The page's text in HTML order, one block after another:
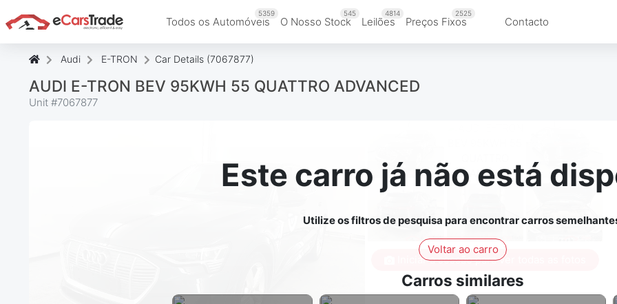
Todos os Automóveis
5359
O Nosso Stock
545
Leilões
4814
Preços Fixos
2525
Contacto
Audi E-TRON Car Details (7067877)
AUDI E-TRON BEV 95KWH 55 QUATTRO ADVANCED
Unit #7067877
Este carro já não está
Utilize os filtros de pesquisa para encontrar carros
Voltar ao carro
Carros similares
Iniciar a sessão para ver todas as fotos